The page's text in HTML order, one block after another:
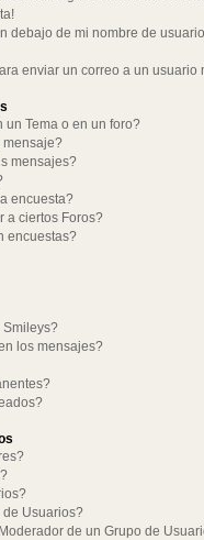
de mi nombre de
enviar un correo a un
Tema o en un foro?
mensajes?
encuesta?
ciertos Foros?
encuestas?
los mensajes?
Usuarios?
de un Grupo de